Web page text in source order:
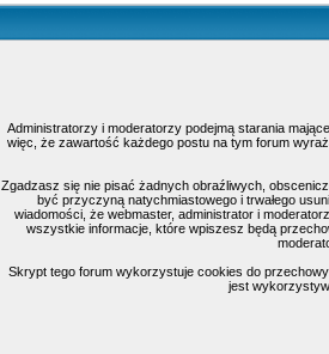
Administratorzy i moderatorzy podejmą starania
więc, że zawartość każdego postu na tym forum
Zgadzasz się nie pisać żadnych obraźliwych,
być przyczyną natychmiastowego i trwałego
wiadomości, że webmaster, administrator i
wszystkie informacje, które wpiszesz będą
Skrypt tego forum wykorzystuje cookies do
jest